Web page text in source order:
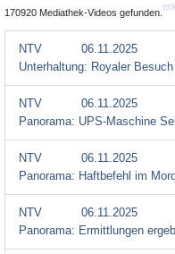
170920 Mediathek-Videos gefunden.
NTV
06.11.2025
Unterhaltung: Royaler
NTV
06.11.2025
Panorama: UPS-Maschine
NTV
06.11.2025
Panorama: Haftbefehl im
NTV
06.11.2025
Panorama: Ermittlungen